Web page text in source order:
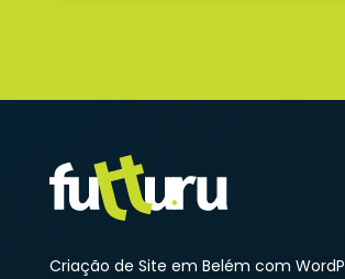
Criação de Site em Belém com